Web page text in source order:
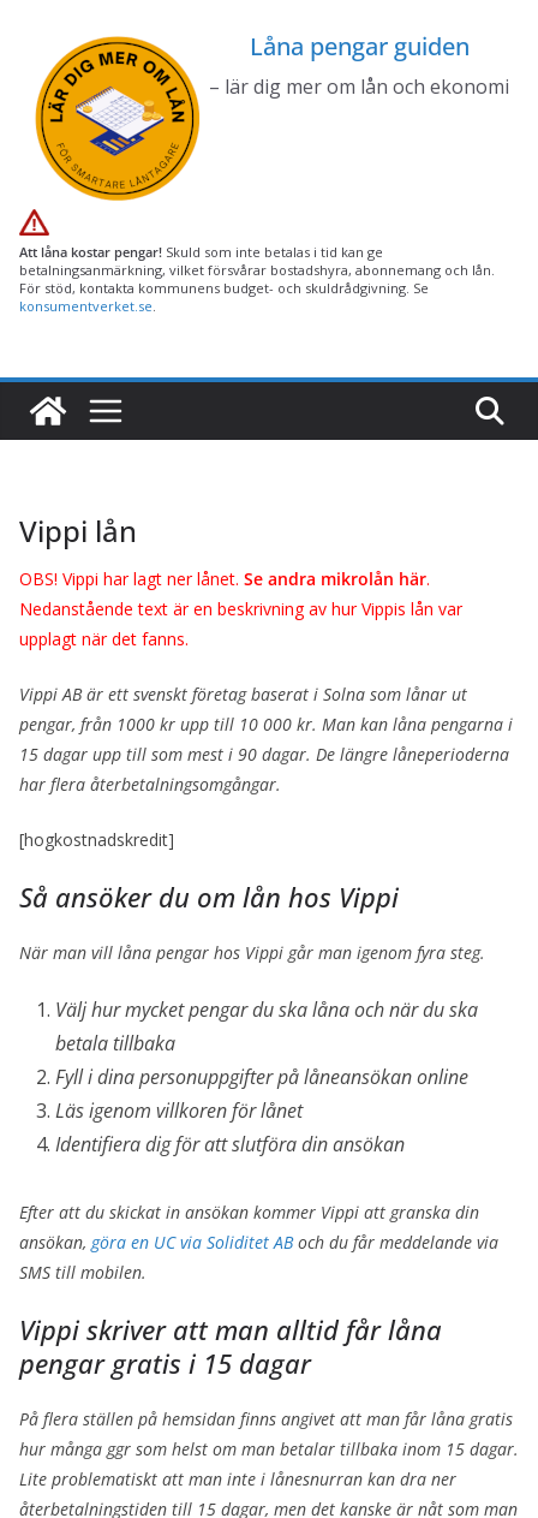
innehåll
Låna pengar guiden
– lär dig mer om lån och ekonomi
Att låna kostar pengar! Skuld som inte betalas i tid kan ge
betalningsanmärkning, vilket försvårar bostadshyra, abonnemang och lån.
För stöd, kontakta kommunens budget- och skuldrådgivning. Se
konsumentverket.se.
Vippi lån
OBS! Vippi har lagt ner lånet. Se andra mikrolån här.
Nedanstående text är en beskrivning av hur Vippis lån var
upplagt när det fanns.
Vippi AB är ett svenskt företag baserat i Solna som lånar ut
pengar, från 1000 kr upp till 10 000 kr. Man kan låna pengarna i
15 dagar upp till som mest i 90 dagar. De längre låneperioderna
har flera återbetalningsomgångar.
[hogkostnadskredit]
Så ansöker du om lån hos Vippi
När man vill låna pengar hos Vippi går man igenom fyra steg.
Välj hur mycket pengar du ska låna och när du ska
betala tillbaka
Fyll i dina personuppgifter på låneansökan online
Läs igenom villkoren för lånet
Identifiera dig för att slutföra din ansökan
Efter att du skickat in ansökan kommer Vippi att granska din
ansökan, göra en UC via Soliditet ABoch du får meddelande via
SMS till mobilen.
Vippi skriver att man alltid får låna
pengar gratis i 15 dagar
På flera ställen på hemsidan finns angivet att man får låna gratis
hur många ggr som helst om man betalar tillbaka inom 15 dagar.
Lite problematiskt att man inte i lånesnurran kan dra ner
återbetalningstiden till 15 dagar, men det kanske är nåt som man